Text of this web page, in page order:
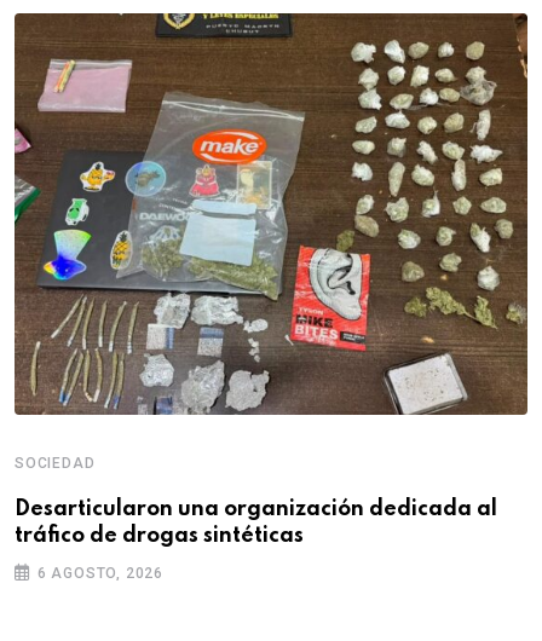
SOCIEDAD
Desarticularon una organización dedicada al
tráfico de drogas sintéticas
6 AGOSTO, 2026